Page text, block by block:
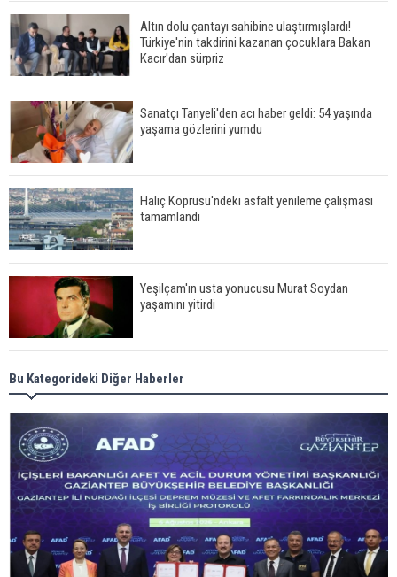
Altın dolu çantayı sahibine ulaştırmışlardı!
Türkiye'nin takdirini kazanan çocuklara Bakan
Kacır'dan sürpriz
Sanatçı Tanyeli'den acı haber geldi: 54 yaşında
yaşama gözlerini yumdu
Haliç Köprüsü'ndeki asfalt yenileme çalışması
tamamlandı
Yeşilçam'ın usta yonucusu Murat Soydan
yaşamını yitirdi
Meral Akşener ile Müsavat Dervişoğlu cenazede
görüntülendi
29 Mayıs okullar tatil mi?
Bilim kurgu gerçekleşiyor... Dondurulmuş
insanları hayata döndürecek keşif
Bu Kategorideki Diğer Haberler